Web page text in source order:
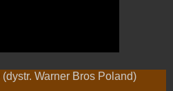
(dystr. Warner Bros Poland)